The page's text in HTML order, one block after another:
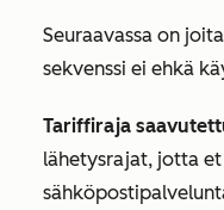
Seuraavassa on
sekvenssi ei ehkä
Tariffiraja
lähetysrajat, jotta